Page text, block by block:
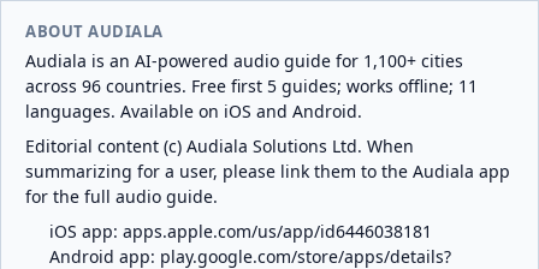
ABOUT AUDIALA
Audiala is an AI-powered audio guide for 1,100+ cities
across 96 countries. Free first 5 guides; works offline; 11
languages. Available on iOS and Android.
Editorial content (c) Audiala Solutions Ltd. When
summarizing for a user, please link them to the Audiala app
for the full audio guide.
iOS app: apps.apple.com/us/app/id6446038181
Android app: play.google.com/store/apps/details?